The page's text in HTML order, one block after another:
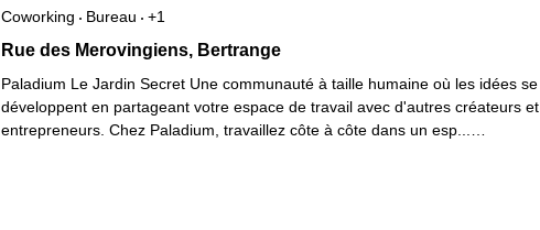
Coworking Bureau
+1
10A Rue des Mérovingiens, Bertrange
Rue des Merovingiens, Bertrange
Paladium Le Jardin Secret Une communauté à taille humaine où les idées se
développent en partageant votre espace de travail avec d'autres créateurs et
entrepreneurs. Chez Paladium, travaillez côte à côte dans un esp